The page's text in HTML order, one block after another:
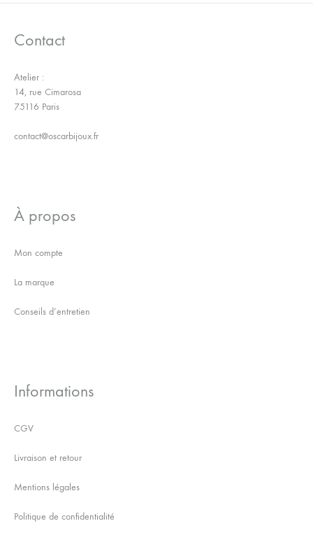
Contact
Atelier :
14, rue Cimarosa
75116 Paris
contact@oscarbijoux.fr
À propos
Mon compte
La marque
Conseils d’entretien
Informations
CGV
Livraison et retour
Mentions légales
Politique de confidentialité